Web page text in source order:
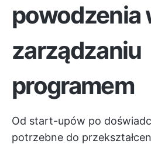
powodzenia
zarządzaniu
programem
Od start-upów po
potrzebne do